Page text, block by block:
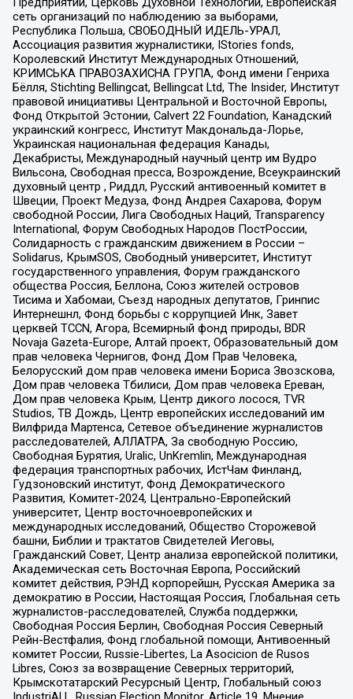
сеть организаций по наблюдению за выборами,
Республика Польша, СВОБОДНЫЙ ИДЕЛЬ-УРАЛ,
Ассоциация развития журналистики, IStories fonds,
Королевский Институт Международных Отношений,
КРИМСЬКА ПРАВОЗАХИСНА ГРУПА, Фонд имени Генриха
Бёлля, Stichting Bellingcat, Bellingcat Ltd, The Insider, Институт
правовой инициативы Центральной и Восточной Европы,
Фонд Открытой Эстонии, Calvert 22 Foundation, Канадский
украинский конгресс, Институт Макдональда-Лорье,
Украинская национальная федерация Канады,
Декабристы, Международный научный центр им Вудро
Вильсона, Свободная пресса, Возрождение, Всеукраинский
духовный центр , Риддл, Русский антивоенный комитет в
Швеции, Проект Медуза, Фонд Андрея Сахарова, Форум
свободной России, Лига Свободных Наций, Transparеncy
International, Форум Свободных Народов ПостРоссии,
Солидарность с гражданским движением в России –
Solidarus, КрымSOS, Свободный университет, Институт
государственного управления, Форум гражданского
общества Россия, Беллона, Союз жителей островов
Тисима и Хабомаи, Съезд народных депутатов, Гринпис
Интернешнл, Фонд борьбы с коррупцией Инк, Завет
церквей TCCN, Агора, Всемирный фонд природы, BDR
Novaja Gazeta-Europe, Алтай проект, Образовательный дом
прав человека Чернигов, Фонд Дом Прав Человека,
Белорусский дом прав человека имени Бориса Звозскова,
Дом прав человека Тбилиси, Дом прав человека Ереван,
Дом прав человека Крым, Центр дикого лосося, TVR
Studios, ТВ Дождь, Центр европейских исследований им
Вилфрида Мартенса, Сетевое объединение журналистов
расследователей, АЛЛАТРА, За свободную Россию,
Свободная Бурятия, Uralic, UnKremlin, Международная
федерация транспортных рабочих, ИстЧам Финланд,
Гудзоновский институт, Фонд Демократического
Развития, Комитет-2024, Центрально-Европейский
университет, Центр восточноевропейских и
международных исследований, Общество Сторожевой
башни, Библии и трактатов Свидетелей Иеговы,
Гражданский Совет, Центр анализа европейской политики,
Академическая сеть Восточная Европа, Российский
комитет действия, РЭНД корпорейшн, Русская Америка за
демократию в России, Настоящая Россия, Глобальная сеть
журналистов-расследователей, Служба поддержки,
Свободная Россия Берлин, Свободная Россия Северный
Рейн-Вестфалия, Фонд глобальной помощи, Антивоенный
комитет России, Russie-Libertes, La Asocicion de Rusos
Libres, Союз за возвращение Северных территорий,
Крымскотатарский Ресурсный Центр, Глобальный союз